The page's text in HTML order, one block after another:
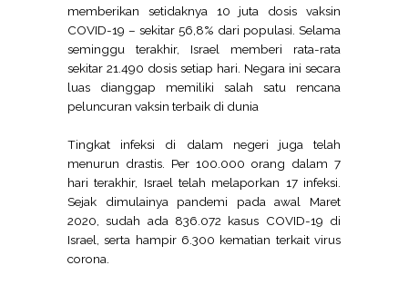
memberikan setidaknya 10 juta dosis vaksin
COVID-19 – sekitar 56,8% dari populasi. Selama
seminggu terakhir, Israel memberi rata-rata
sekitar 21.490 dosis setiap hari. Negara ini secara
luas dianggap memiliki salah satu rencana
peluncuran vaksin terbaik di dunia
Tingkat infeksi di dalam negeri juga telah
menurun drastis. Per 100.000 orang dalam 7
hari terakhir, Israel telah melaporkan 17 infeksi.
Sejak dimulainya pandemi pada awal Maret
2020, sudah ada 836.072 kasus COVID-19 di
Israel, serta hampir 6.300 kematian terkait virus
corona.